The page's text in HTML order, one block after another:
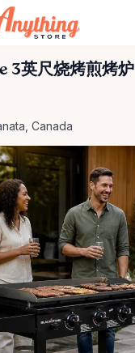
3英尺烧烤煎烤炉
Canada